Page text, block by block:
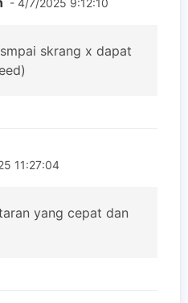
- 4/7/2025 9:12:10
skrang x dapat
11:27:04
yang cepat dan